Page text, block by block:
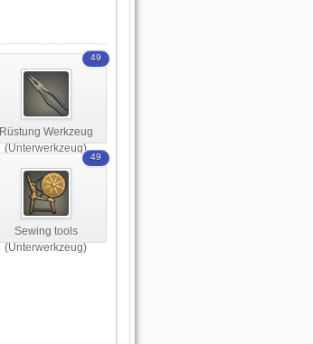
Rüstung Werkzeug
(Unterwerkzeug)
49
Sewing tools
(Unterwerkzeug)
49